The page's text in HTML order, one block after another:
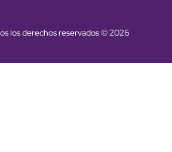
los derechos reservados © 2026